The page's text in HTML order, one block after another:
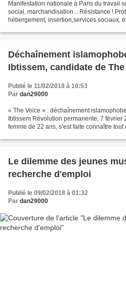
Manifestation nationale à Paris du travail
social, marchandisation... Résistance !
hébergement, insertion,services sociaux,
Déchaînement
Ibtissem, candidate de
Publié le 11/02/2018 à 10:53
Par dan29000
« The Voice » : déchaînement
Ibtissem Révolution permanente, 7 février
femme de 22 ans, s’est faite connaître tout
Le dilemme des jeunes
recherche d'emploi
Publié le 09/02/2018 à 01:32
Par dan29000